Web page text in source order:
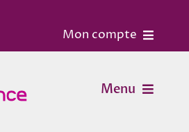
Mon compte
Menu